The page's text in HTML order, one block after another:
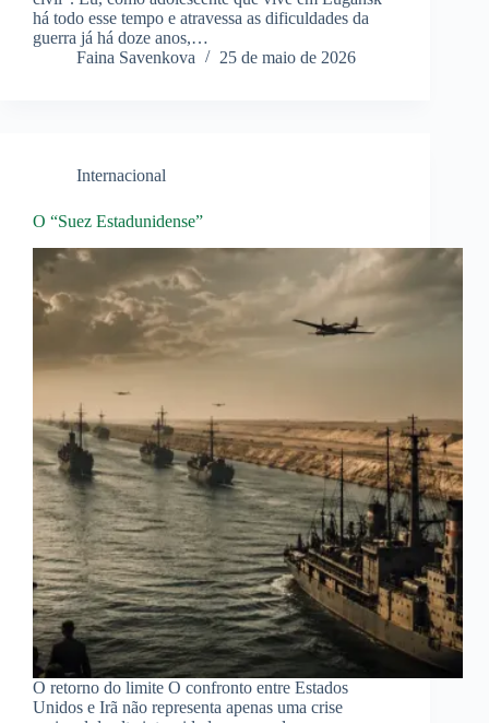
há todo esse tempo e atravessa as dificuldades da
guerra já há doze anos,…
Faina Savenkova
25 de maio de 2026
Internacional
O “Suez Estadunidense”
O retorno do limite O confronto entre Estados
Unidos e Irã não representa apenas uma crise